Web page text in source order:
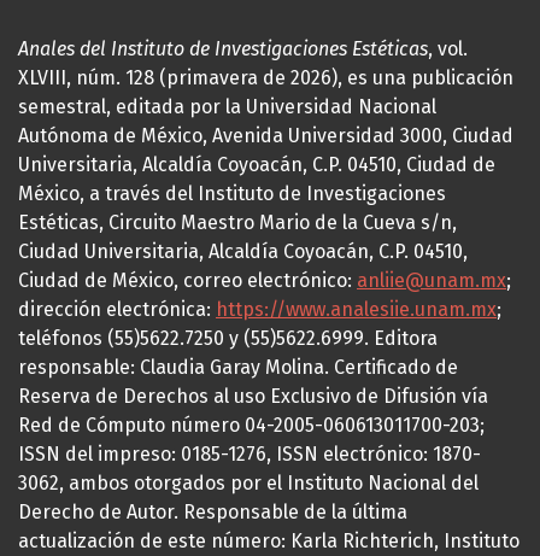
Anales del Instituto de Investigaciones Estéticas, vol.
XLVIII, núm. 128 (primavera de 2026), es una publicación
semestral, editada por la Universidad Nacional
Autónoma de México, Avenida Universidad 3000, Ciudad
Universitaria, Alcaldía Coyoacán, C.P. 04510, Ciudad de
México, a través del Instituto de Investigaciones
Estéticas, Circuito Maestro Mario de la Cueva s/n,
Ciudad Universitaria, Alcaldía Coyoacán, C.P. 04510,
Ciudad de México, correo electrónico: anliie@unam.mx;
dirección electrónica: https://www.analesiie.unam.mx;
teléfonos (55)5622.7250 y (55)5622.6999. Editora
responsable: Claudia Garay Molina. Certificado de
Reserva de Derechos al uso Exclusivo de Difusión vía
Red de Cómputo número 04-2005-060613011700-203;
ISSN del impreso: 0185-1276, ISSN electrónico: 1870-
3062, ambos otorgados por el Instituto Nacional del
Derecho de Autor. Responsable de la última
actualización de este número: Karla Richterich, Instituto